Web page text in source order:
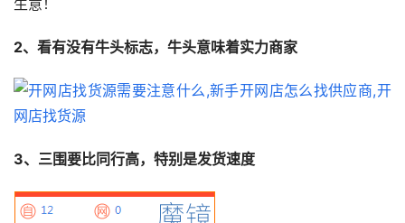
生意！
2、看有没有牛头标志，牛头意味着实力商家
3、三围要比同行高，特别是发货速度